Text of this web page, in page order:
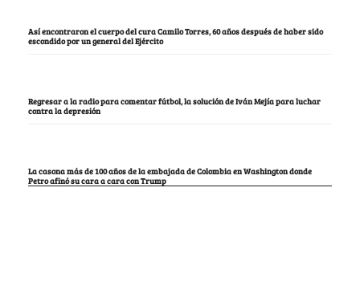
Así encontraron el cuerpo del cura Camilo Torres, 60 años después de haber sido
escondido por un general del Ejército
Regresar a la radio para comentar fútbol, la solución de Iván Mejía para luchar
contra la depresión
La casona más de 100 años de la embajada de Colombia en Washington donde
Petro afinó su cara a cara con Trump